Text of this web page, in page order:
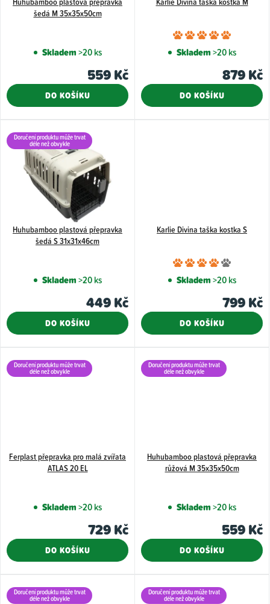
k
t
šedá M 35x35x50cm
Skladem>20 ks
559 Kč
DO KOŠÍKU
je
z
Skladem>20 ks
879 Kč
DO KOŠÍKU
Doručení produktu může trvat
déle než obvykle
Huhubamboo plastová přepravka
šedá S 31x31x46cm
Skladem>20 ks
449 Kč
DO KOŠÍKU
Karlie Divina taška kostka S
je
z
Skladem>20 ks
799 Kč
DO KOŠÍKU
Doručení produktu může trvat
déle než obvykle
Ferplast přepravka pro malá zvířata
ATLAS 20 EL
Skladem>20 ks
729 Kč
DO KOŠÍKU
Doručení produktu může trvat
déle než obvykle
Huhubamboo plastová přepravka
růžová M 35x35x50cm
Skladem>20 ks
559 Kč
DO KOŠÍKU
Doručení produktu může trvat
déle než obvykle
Doručení produktu může trvat
déle než obvykle